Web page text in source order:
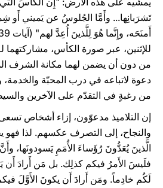
تَشرَبانِها... وأَمَّا الجُلوسُ عن يَميني أَو
للإثنين، عبر صورة الكأس، مشاركتهما
من دون أن يضمن لهما مكانة الشرف
دعوة لاتباعه في درب المحبّة والخدمة،
من رغبةٍ في التقدّم على الآخرين
إن التلاميذ مدعوّون، إزاء أشخاص
والنجاح، إلى التصرف عكسهم. لذا فهو
الَّذينَ يُعَدُّونَ رُؤَساءَ الأُمَمِ يَسودونَها،
فلَيسَ الأَمرُ فيكم كذلِك. بل مَن أَرادَ أَن
لَكُم خادِماً. ومَن أَرادَ أَن يكونَ الأَوَّلَ